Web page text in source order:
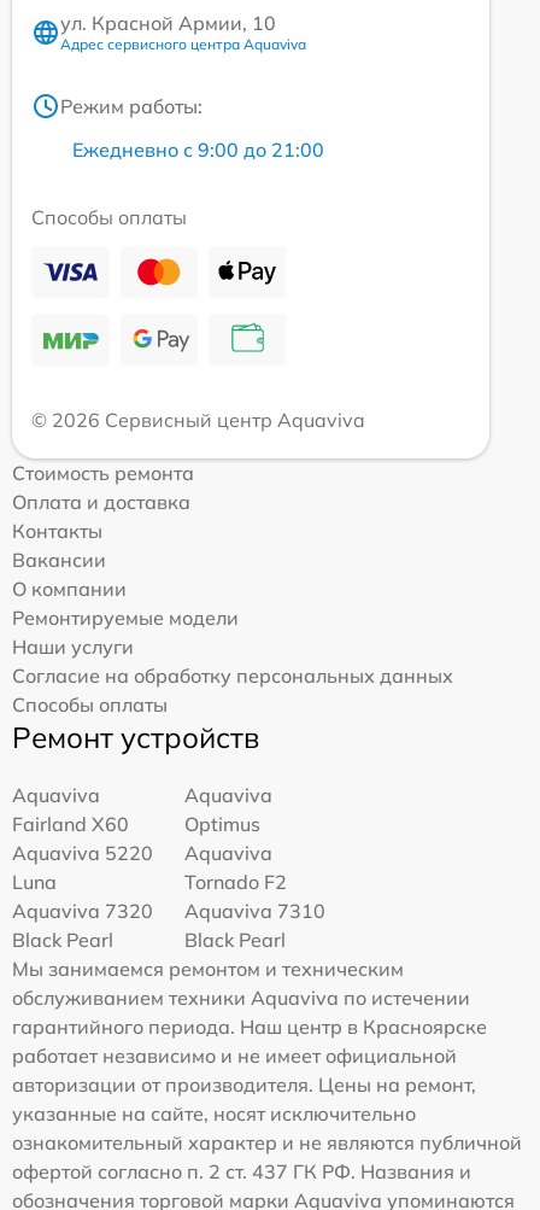
ул. Красной Армии, 10
Адрес сервисного центра Aquaviva
Режим работы:
Ежедневно с 9:00 до 21:00
Способы оплаты
© 2026 Сервисный центр Aquaviva
Стоимость ремонта
Оплата и доставка
Контакты
Вакансии
О компании
Ремонтируемые модели
Наши услуги
Согласие на обработку персональных данных
Способы оплаты
Ремонт устройств
Aquaviva
Fairland X60
Aquaviva
Optimus
Aquaviva 5220
Luna
Aquaviva
Tornado F2
Aquaviva 7320
Black Pearl
Aquaviva 7310
Black Pearl
Мы занимаемся ремонтом и техническим
обслуживанием техники Aquaviva по истечении
гарантийного периода. Наш центр в Красноярске
работает независимо и не имеет официальной
авторизации от производителя. Цены на ремонт,
указанные на сайте, носят исключительно
ознакомительный характер и не являются публичной
офертой согласно п. 2 ст. 437 ГК РФ. Названия и
обозначения торговой марки Aquaviva упоминаются